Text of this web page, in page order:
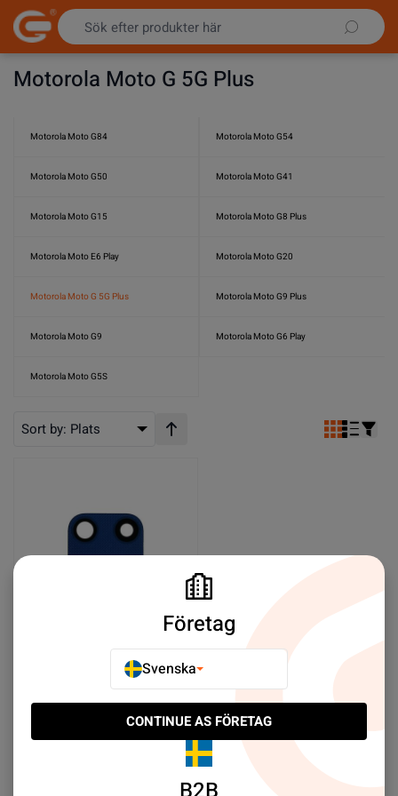
Hoppa till innehållet
Motorola Moto G 5G Plus
Motorola Moto G84 Motorola Moto G54
Motorola Moto G50 Motorola Moto G41
Motorola Moto G15 Motorola Moto G8 Plus
Motorola Moto E6 Play Motorola Moto G20
Motorola Moto G 5G Plus Motorola Moto G9 Plus
Motorola Moto G9 Motorola Moto G6 Play
Motorola Moto G5S
Sort by: Plats Stigande ordning
Motorola Moto G 5G Plus
Köp nu
Företag
Svenska
CONTINUE AS FÖRETAG